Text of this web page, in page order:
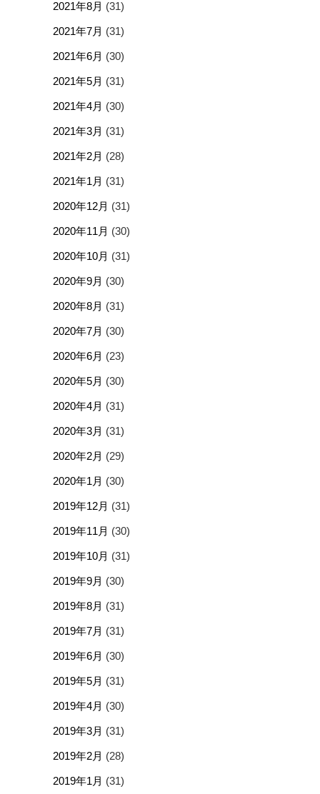
2021年8月 (31)
2021年7月 (31)
2021年6月 (30)
2021年5月 (31)
2021年4月 (30)
2021年3月 (31)
2021年2月 (28)
2021年1月 (31)
2020年12月 (31)
2020年11月 (30)
2020年10月 (31)
2020年9月 (30)
2020年8月 (31)
2020年7月 (30)
2020年6月 (23)
2020年5月 (30)
2020年4月 (31)
2020年3月 (31)
2020年2月 (29)
2020年1月 (30)
2019年12月 (31)
2019年11月 (30)
2019年10月 (31)
2019年9月 (30)
2019年8月 (31)
2019年7月 (31)
2019年6月 (30)
2019年5月 (31)
2019年4月 (30)
2019年3月 (31)
2019年2月 (28)
2019年1月 (31)